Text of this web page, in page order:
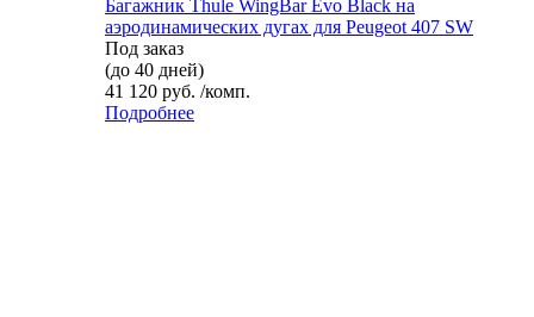
Багажник Thule WingBar Evo Black на
аэродинамических дугах для Peugeot 407 SW
Под заказ
(до 40 дней)
41 120 руб. /комп.
Подробнее